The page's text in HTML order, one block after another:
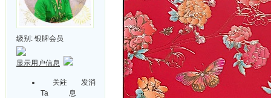
级别: 银牌会员
显示用户信息
关注
Ta
发消
息